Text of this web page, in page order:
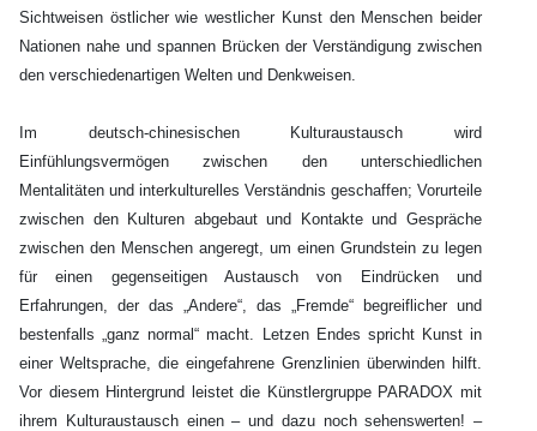
Sichtweisen östlicher wie westlicher Kunst den Menschen beider
Nationen nahe und spannen Brücken der Verständigung zwischen
den verschiedenartigen Welten und Denkweisen.
Im deutsch-chinesischen Kulturaustausch wird
Einfühlungsvermögen zwischen den unterschiedlichen
Mentalitäten und interkulturelles Verständnis geschaffen; Vorurteile
zwischen den Kulturen abgebaut und Kontakte und Gespräche
zwischen den Menschen angeregt, um einen Grundstein zu legen
für einen gegenseitigen Austausch von Eindrücken und
Erfahrungen, der das „Andere“, das „Fremde“ begreiflicher und
bestenfalls „ganz normal“ macht. Letzen Endes spricht Kunst in
einer Weltsprache, die eingefahrene Grenzlinien überwinden hilft.
Vor diesem Hintergrund leistet die Künstlergruppe PARADOX mit
ihrem Kulturaustausch einen – und dazu noch sehenswerten! –